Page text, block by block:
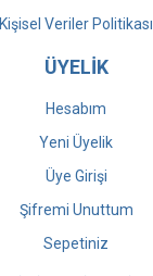
Kişisel Veriler Politikası
ÜYELİK
Hesabım
Yeni Üyelik
Üye Girişi
Şifremi Unuttum
Sepetiniz